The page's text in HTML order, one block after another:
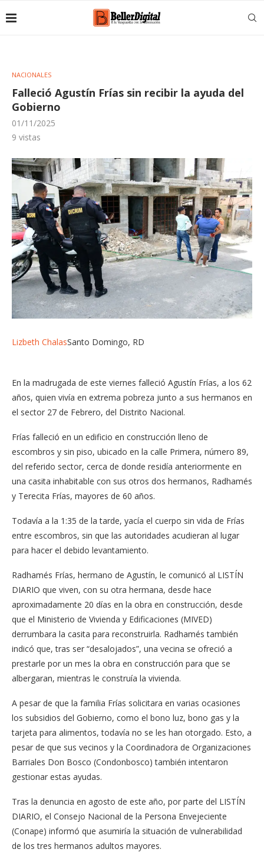
NACIONALES
Falleció Agustín Frías sin recibir la ayuda del
Gobierno
01/11/2025
9 vistas
Lizbeth ChalasSanto Domingo, RD
En la madrugada de este viernes falleció Agustín Frías, a los 62
años, quien vivía en extrema pobreza junto a sus hermanos en
el sector 27 de Febrero, del Distrito Nacional.
Frías falleció en un edificio en construcción lleno de
escombros y sin piso, ubicado en la calle Primera, número 89,
del referido sector, cerca de donde residía anteriormente en
una casita inhabitable con sus otros dos hermanos, Radhamés
y Terecita Frías, mayores de 60 años.
Todavía a la 1:35 de la tarde, yacía el cuerpo sin vida de Frías
entre escombros, sin que las autoridades acudieran al lugar
para hacer el debido levantamiento.
Radhamés Frías, hermano de Agustín, le comunicó al LISTÍN
DIARIO que viven, con su otra hermana, desde hace
aproximadamente 20 días en la obra en construcción, desde
que el Ministerio de Vivienda y Edificaciones (MIVED)
derrumbara la casita para reconstruirla. Radhamés también
indicó que, tras ser “desalojados”, una vecina se ofreció a
prestarle por un mes la obra en construcción para que se
albergaran, mientras le construía la vivienda.
A pesar de que la familia Frías solicitara en varias ocasiones
los subsidios del Gobierno, como el bono luz, bono gas y la
tarjeta para alimentos, todavía no se les han otorgado. Esto, a
pesar de que sus vecinos y la Coordinadora de Organizaciones
Barriales Don Bosco (Condonbosco) también intentaron
gestionar estas ayudas.
Tras la denuncia en agosto de este año, por parte del LISTÍN
DIARIO, el Consejo Nacional de la Persona Envejeciente
(Conape) informó que asumiría la situación de vulnerabilidad
de los tres hermanos adultos mayores.